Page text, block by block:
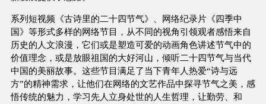
系列短视频《古诗里的二十四节气》、网络纪录片《四季中
国》等形式多样的网络节目，从不同的视角引领观者感悟来自
历史的人文浪漫，它们或是塑造可爱的动画角色讲述节气中的
价值理念，或是放眼祖国的大好河山，倾听二十四节气与当代
中国的美丽故事。这些节目满足了当下青年人热爱“诗与远
方”的精神需求，让他们在网络的文艺作品中探寻节气之美，感
悟传统的魅力，学习先人立身处世的人生哲理，让勤劳、和